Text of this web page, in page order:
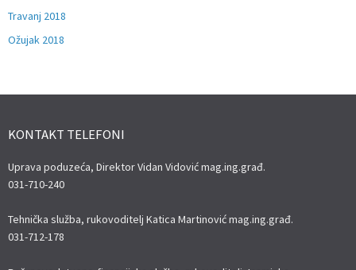
Travanj 2018
Ožujak 2018
KONTAKT TELEFONI
Uprava poduzeća, Direktor Vidan Vidović mag.ing.građ.
031-710-240
Tehnička služba, rukovoditelj Katica Martinović mag.ing.građ.
031-712-178